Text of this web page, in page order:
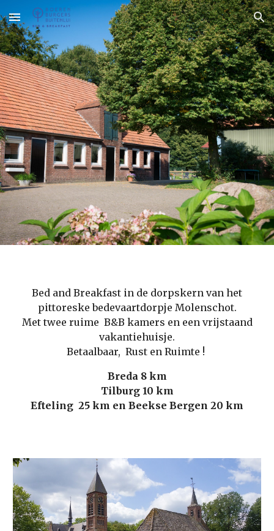
Skip to main content Skip to navigation
Bed and Breakfast in de dorpskern van het
pittoreske bedevaartdorpje Molenschot.
Met twee ruime B&B kamers en een vrijstaand
vakantiehuisje.
Betaalbaar, Rust en Ruimte !
Breda 8 km
Tilburg 10 km
Efteling 25 km en Beekse Bergen 20 km